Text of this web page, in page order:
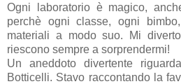
Ogni laboratorio è magico,
perchè ogni classe, ogni
materiali a modo suo. Mi
riescono sempre a sorprendermi!
Un aneddoto divertente
Botticelli. Stavo raccontando la